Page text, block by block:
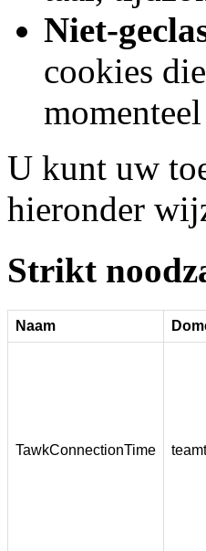
Niet-
cookies
U kunt uw
hieronder
Strikt
Naam
TawkConnectionTime